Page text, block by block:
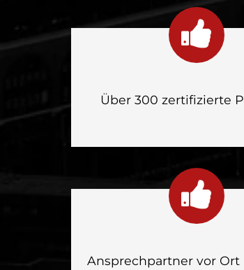
Über 300 zertifizierte
Ansprechpartner vor Ort